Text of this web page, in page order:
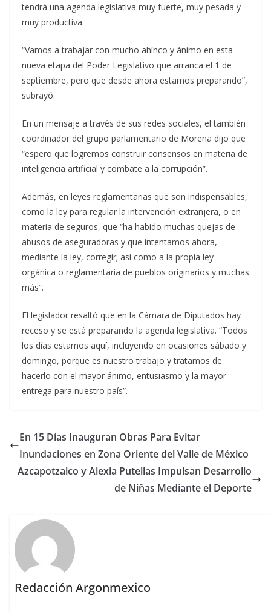
tendrá una agenda legislativa muy fuerte, muy pesada y
muy productiva.
“Vamos a trabajar con mucho ahínco y ánimo en esta
nueva etapa del Poder Legislativo que arranca el 1 de
septiembre, pero que desde ahora estamos preparando”,
subrayó.
En un mensaje a través de sus redes sociales, el también
coordinador del grupo parlamentario de Morena dijo que
“espero que logremos construir consensos en materia de
inteligencia artificial y combate a la corrupción”.
Además, en leyes reglamentarias que son indispensables,
como la ley para regular la intervención extranjera, o en
materia de seguros, que “ha habido muchas quejas de
abusos de aseguradoras y que intentamos ahora,
mediante la ley, corregir; así como a la propia ley
orgánica o reglamentaria de pueblos originarios y muchas
más”.
El legislador resaltó que en la Cámara de Diputados hay
receso y se está preparando la agenda legislativa. “Todos
los días estamos aquí, incluyendo en ocasiones sábado y
domingo, porque es nuestro trabajo y tratamos de
hacerlo con el mayor ánimo, entusiasmo y la mayor
entrega para nuestro país”.
En 15 Días Inauguran Obras Para Evitar
Inundaciones en Zona Oriente del Valle de México
Azcapotzalco y Alexia Putellas Impulsan Desarrollo
de Niñas Mediante el Deporte
Redacción Argonmexico